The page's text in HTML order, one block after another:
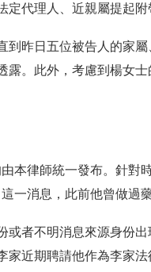
代理人、近親屬提起附
昨日五位被告人的家屬
。此外，考慮到楊女
律師統一發布。針對
一消息，此前他曾做過
者不明消息來源身份出
近期聘請他作為李家